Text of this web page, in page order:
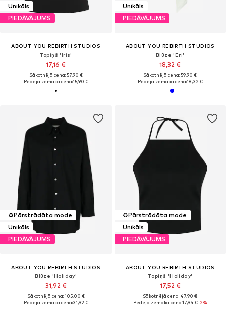
Unikāls
PIEDĀVĀJUMS
ABOUT YOU REBIRTH STUDIOS
Topiņš 'Iris'
17,16 €
Sākotnējā cena: 57,90 €
Pēdējā zemākā cena:15,90 €
Unikāls
PIEDĀVĀJUMS
ABOUT YOU REBIRTH STUDIOS
Blūze 'Eri'
18,32 €
Sākotnējā cena: 59,90 €
Pēdējā zemākā cena:18,32 €
♻️Pārstrādāta mode
Unikāls
PIEDĀVĀJUMS
ABOUT YOU REBIRTH STUDIOS
Blūze 'Holiday'
31,92 €
Sākotnējā cena: 105,00 €
Pēdējā zemākā cena:31,92 €
♻️Pārstrādāta mode
Unikāls
PIEDĀVĀJUMS
ABOUT YOU REBIRTH STUDIOS
Topiņš 'Holiday'
17,52 €
Sākotnējā cena: 47,90 €
Pēdējā zemākā cena:17,94 €-2%